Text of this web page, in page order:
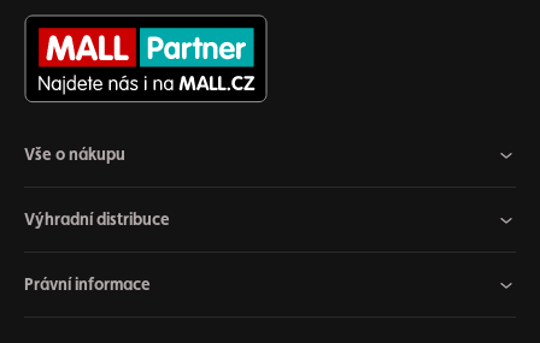
Vše o nákupu
Výhradní distribuce
Právní informace